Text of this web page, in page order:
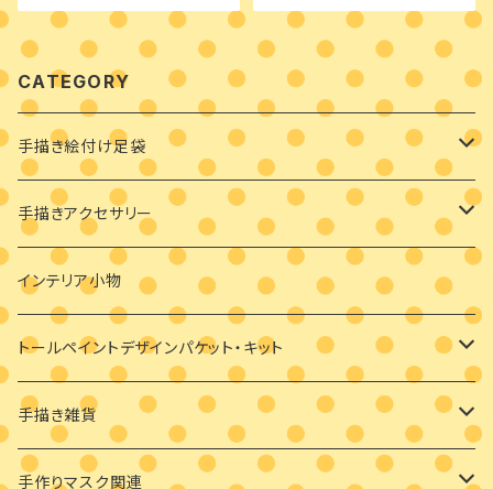
CATEGORY
手描き絵付け足袋
絵付け済み足袋
オーダーメイド絵付け足袋
手描きアクセサリー
ブローチ
バッグチャーム
耳飾り
ペンダント
インテリア小物
トールペイントデザインパケット・キット
素材付きキット
ビギナーさま向け
デザインパケット
手描き雑貨
メガネケース
手作りマスク関連